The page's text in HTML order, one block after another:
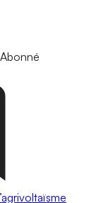
Abonné